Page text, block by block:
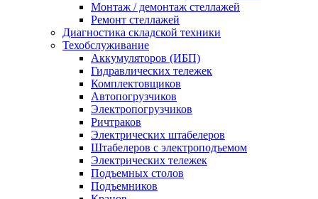
Монтаж / демонтаж стеллажей
Ремонт стеллажей
Диагностика складской техники
Техобслуживание
Аккумуляторов (ИБП)
Гидравлических тележек
Комплектовщиков
Автопогрузчиков
Электропогрузчиков
Ричтраков
Электрических штабелеров
Штабелеров с электроподъемом
Электрических тележек
Подъемных столов
Подъемников